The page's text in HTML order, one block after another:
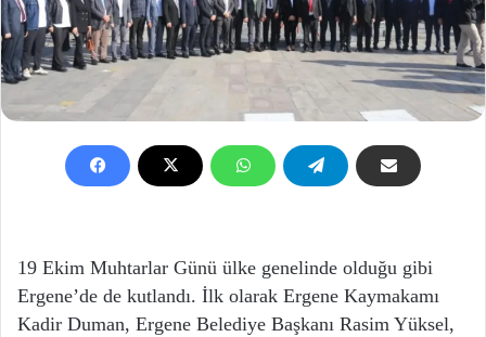
19 Ekim Muhtarlar Günü ülke genelinde olduğu gibi
Ergene’de de kutlandı. İlk olarak Ergene Kaymakamı
Kadir Duman, Ergene Belediye Başkanı Rasim Yüksel,